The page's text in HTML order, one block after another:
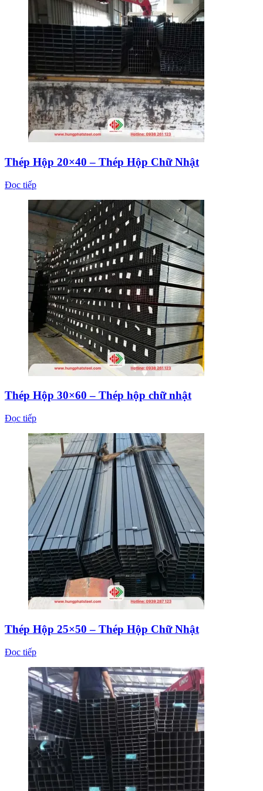
Thép Hộp 20×40 – Thép Hộp Chữ Nhật
Đọc tiếp
Thép Hộp 30×60 – Thép hộp chữ nhật
Đọc tiếp
Thép Hộp 25×50 – Thép Hộp Chữ Nhật
Đọc tiếp